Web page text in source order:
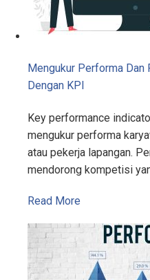
Mengukur Performa Dan
Dengan KPI
Key performance
mengukur performa
atau pekerja lapangan.
mendorong kompetisi
Read More